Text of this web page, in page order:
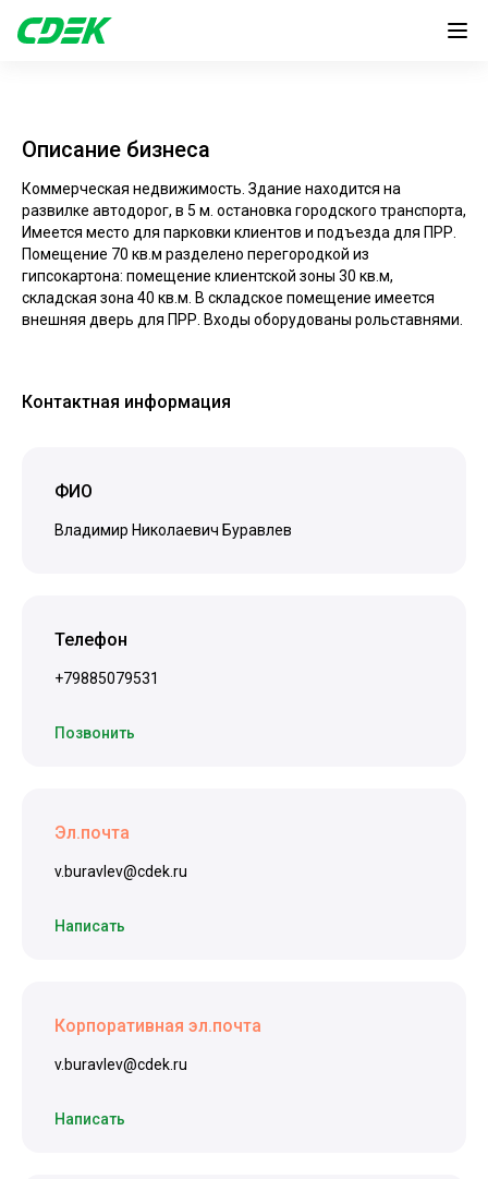
Описание бизнеса
Коммерческая недвижимость. Здание находится на
развилке автодорог, в 5 м. остановка городского транспорта,
Имеется место для парковки клиентов и подъезда для ПРР.
Помещение 70 кв.м разделено перегородкой из
гипсокартона: помещение клиентской зоны 30 кв.м,
складская зона 40 кв.м. В складское помещение имеется
внешняя дверь для ПРР. Входы оборудованы рольставнями.
Контактная информация
ФИО
Владимир Николаевич Буравлев
Телефон
+79885079531
Позвонить
Эл.почта
v.buravlev@cdek.ru
Написать
Корпоративная эл.почта
v.buravlev@cdek.ru
Написать